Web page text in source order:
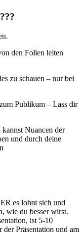
den Folien leiten
zu schauen – nur bei
Publikum – Lass dir
Nuancen der
und durch deine
es lohnt sich und
wie du besser wirst.
ist 5-10
Präsentation und am